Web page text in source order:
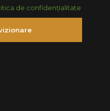
de confidențialitate